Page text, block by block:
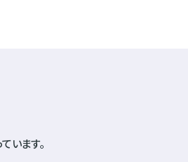
います。